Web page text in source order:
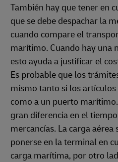
También hay que tener en
que se debe despachar la
cuando compare el
marítimo. Cuando hay una
esto ayuda a justificar el
Es probable que los
mismo tanto si los
como a un puerto
gran diferencia en el
mercancías. La carga aérea
ponerse en la terminal en
carga marítima, por otro